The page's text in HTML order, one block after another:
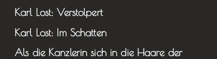
Karl Lost: Verstolpert
Karl Lost: Im Schatten
Als die Kanzlerin sich in die Haare der